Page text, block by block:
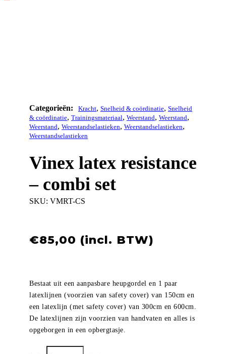
Kracht, Snelheid & coördinatie, Snelheid
& coördinatie, Trainingsmateriaal, Weerstand, Weerstand,
Weerstand, Weerstandselastieken, Weerstandselastieken,
Weerstandselastieken
Vinex latex resistance
– combi set
SKU: VMRT-CS
€85,00
Bestaat uit een aanpasbare heupgordel en 1 paar
latexlijnen (voorzien van safety cover) van 150cm en
een latexlijn (met safety cover) van 300cm en 600cm.
De latexlijnen zijn voorzien van handvaten en alles is
opgeborgen in een opbergtasje.